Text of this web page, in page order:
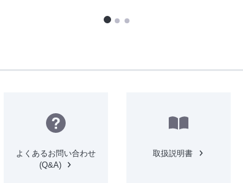
よくあるお問い合わせ
(Q&A)
取扱説明書